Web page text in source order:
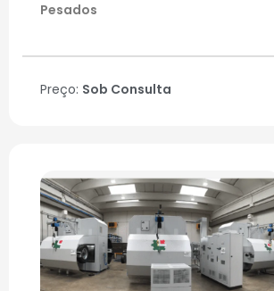
Pesados
Preço: Sob Consulta